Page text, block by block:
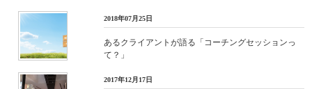
2018年07月25日
あるクライアントが語る「コーチングセッションっ
て？」
2017年12月17日